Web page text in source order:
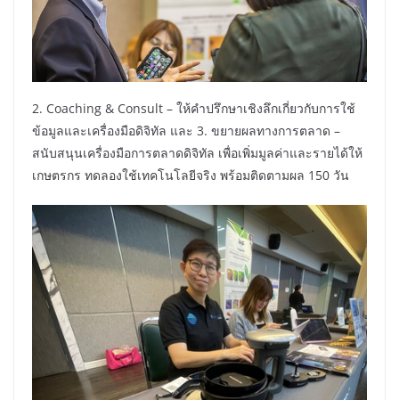
2. Coaching & Consult – ให้คำปรึกษาเชิงลึกเกี่ยวกับการใช้
ข้อมูลและเครื่องมือดิจิทัล และ 3. ขยายผลทางการตลาด –
สนับสนุนเครื่องมือการตลาดดิจิทัล เพื่อเพิ่มมูลค่าและรายได้ให้
เกษตรกร ทดลองใช้เทคโนโลยีจริง พร้อมติดตามผล 150 วัน